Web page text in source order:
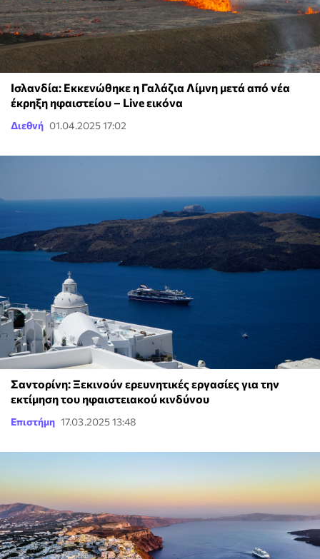
Ισλανδία: Εκκενώθηκε η Γαλάζια Λίμνη μετά από νέα
έκρηξη ηφαιστείου – Live εικόνα
Διεθνή 01.04.2025 17:02
Σαντορίνη: Ξεκινούν ερευνητικές εργασίες για την
εκτίμηση του ηφαιστειακού κινδύνου
Επιστήμη 17.03.2025 13:48